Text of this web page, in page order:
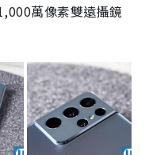
萬像素雙遠攝鏡